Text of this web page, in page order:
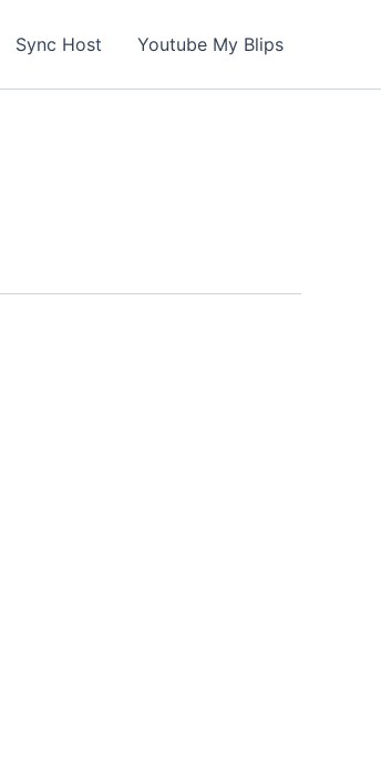
Sync Host Youtube My Blips